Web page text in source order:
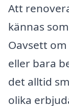
Att
kännas
Oavsett
eller bara
det alltid
olika